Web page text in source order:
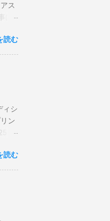
ス
読む
ィシ
ン
購
読む